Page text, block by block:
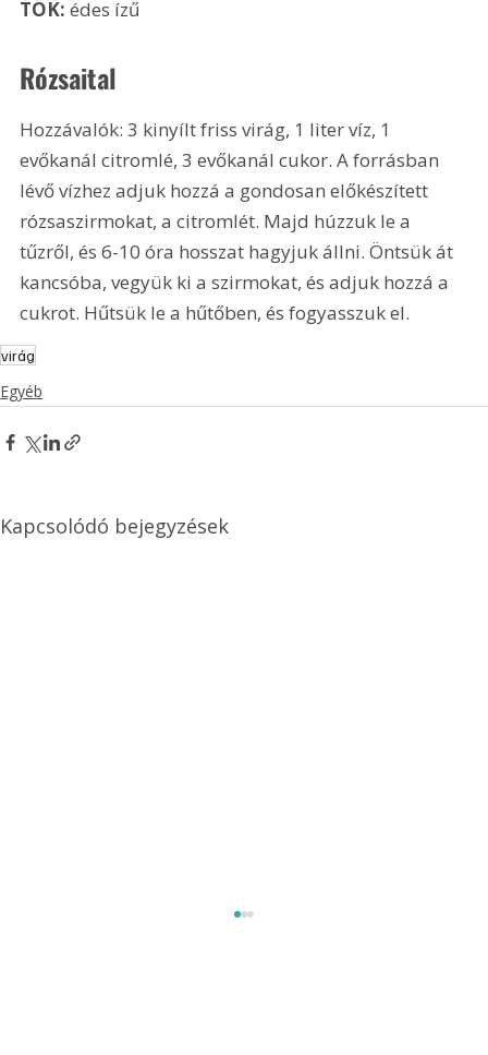
TÖK: édes ízű
Rózsaital
Hozzávalók: 3 kinyílt friss virág, 1 liter víz, 1
evőkanál citromlé, 3 evőkanál cukor. A forrásban
lévő vízhez adjuk hozzá a gondosan előkészített
rózsaszirmokat, a citromlét. Majd húzzuk le a
tűzről, és 6-10 óra hosszat hagyjuk állni. Öntsük át
kancsóba, vegyük ki a szirmokat, és adjuk hozzá a
cukrot. Hűtsük le a hűtőben, és fogyasszuk el.
virág
Egyéb
Kapcsolódó bejegyzések